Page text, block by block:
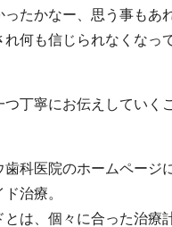
ったかなー、思う事もあ
れ何も信じられなくなっ
つ丁寧にお伝えしていく
歯科医院のホームページ
治療。
とは、個々に合った治療